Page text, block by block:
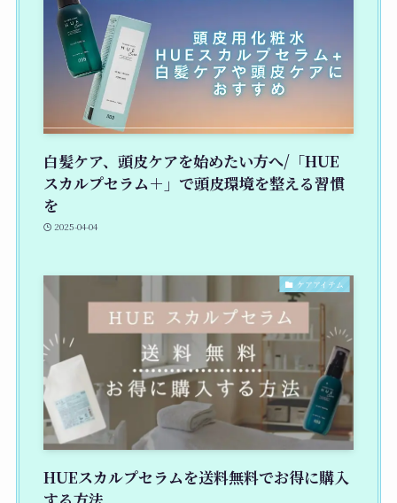
白髪ケア、頭皮ケアを始めたい方へ/「HUE
スカルプセラム＋」で頭皮環境を整える習慣
を
2025-04-04
ケアアイテム
HUEスカルプセラムを送料無料でお得に購入